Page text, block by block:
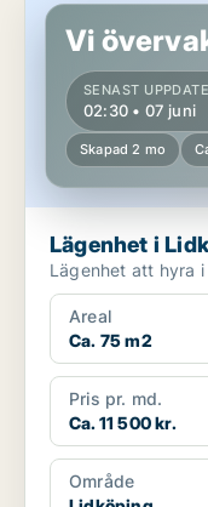
Vi
SENAST
02:30 • 07 juni
Skapad 2 mo
Lägenhet i
Areal
Ca. 75 m2
Pris pr. md.
Ca. 11 500 kr.
Område